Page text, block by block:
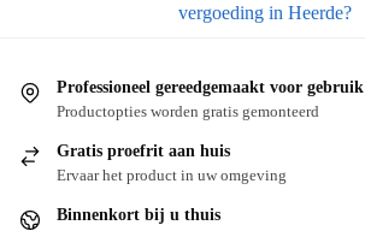
vergoeding in Heerde?
Professioneel gereedgemaakt voor gebruik
Productopties worden gratis gemonteerd
Gratis proefrit aan huis
Ervaar het product in uw omgeving
Binnenkort bij u thuis